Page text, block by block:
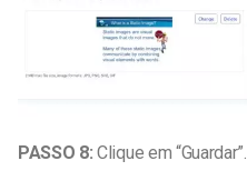
PASSO 8:Clique em “Guardar”.